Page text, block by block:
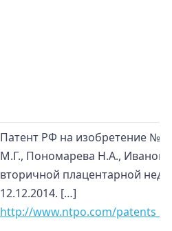
Патент РФ на изобретение
М.Г., Пономарева Н.А.,
вторичной плацентарной
12.12.2014. […]
http://www.ntpo.com/